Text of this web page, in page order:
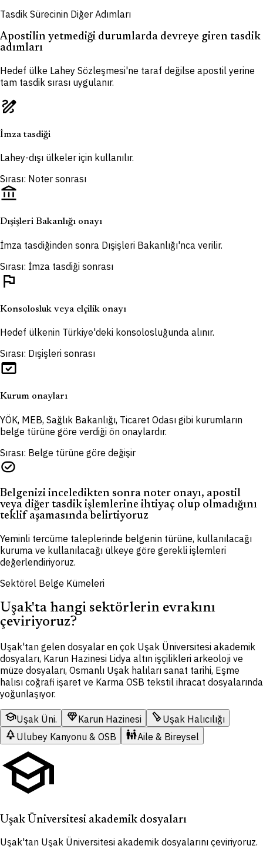
Tasdik Sürecinin Diğer Adımları
Apostilin yetmediği durumlarda devreye giren tasdik
adımları
Hedef ülke Lahey Sözleşmesi'ne taraf değilse apostil yerine
tam tasdik sırası uygulanır.
draw
İmza tasdiği
Lahey-dışı ülkeler için kullanılır.
Sırası: Noter sonrası
account_balance
Dışişleri Bakanlığı onayı
İmza tasdiğinden sonra Dışişleri Bakanlığı'nca verilir.
Sırası: İmza tasdiği sonrası
flag
Konsolosluk veya elçilik onayı
Hedef ülkenin Türkiye'deki konsolosluğunda alınır.
Sırası: Dışişleri sonrası
domain_verification
Kurum onayları
YÖK, MEB, Sağlık Bakanlığı, Ticaret Odası gibi kurumların
belge türüne göre verdiği ön onaylardır.
Sırası: Belge türüne göre değişir
task_alt
Belgenizi inceledikten sonra noter onayı, apostil
veya diğer tasdik işlemlerine ihtiyaç olup olmadığını
teklif aşamasında belirtiyoruz
Yeminli tercüme taleplerinde belgenin türüne, kullanılacağı
kuruma ve kullanılacağı ülkeye göre gerekli işlemleri
değerlendiriyoruz.
Sektörel Belge Kümeleri
Uşak'ta hangi sektörlerin evrakını
çeviriyoruz?
Uşak'tan gelen dosyalar en çok Uşak Üniversitesi akademik
dosyaları, Karun Hazinesi Lidya altın işçilikleri arkeoloji ve
müze dosyaları, Osmanlı Uşak halıları sanat tarihi, Eşme
halısı coğrafi işaret ve Karma OSB tekstil ihracat dosyalarında
yoğunlaşıyor.
schoolUşak Üni. diamondKarun Hazinesi carpenter Uşak Halıcılığı
parkUlubey Kanyonu & OSB family_restroomAile & Bireysel
school
Uşak Üniversitesi akademik dosyaları
Uşak'tan Uşak Üniversitesi akademik dosyalarını çeviriyoruz.